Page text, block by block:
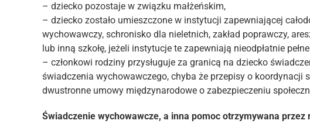
– dziecko pozostaje w związku małżeńskim,
– dziecko zostało umieszczone w instytucji zapewniającej
wychowawczy, schronisko dla nieletnich, zakład poprawczy,
lub inną szkołę, jeżeli instytucje te zapewniają nieodpłatnie
– członkowi rodziny przysługuje za granicą na dziecko
świadczenia wychowawczego, chyba że przepisy o koordynacji
dwustronne umowy międzynarodowe o zabezpieczeniu
Świadczenie wychowawcze, a inna pomoc otrzymywana przez